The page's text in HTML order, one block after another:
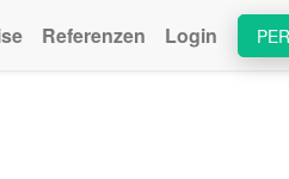
Referenzen Login